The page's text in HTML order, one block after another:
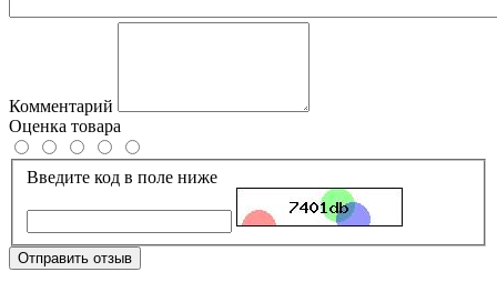
Комментарий
Оценка товара
Введите код в поле ниже
Отправить отзыв